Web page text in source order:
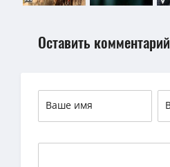
Оставить комментарий